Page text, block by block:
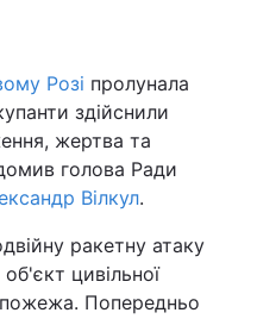
Розі пролунала
здійснили
жертва та
голова Ради
Вілкул.
ракетну атаку
цивільної
Попередньо